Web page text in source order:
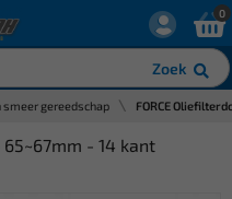
Zoek
0
gereedschap FORCE
65~67mm - 14 kant